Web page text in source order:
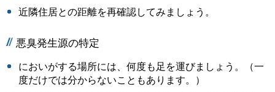
近隣住居との距離を再確認してみましょう。
悪臭発生源の特定
においがする場所には、何度も足を運びましょう。（一
度だけでは分からないこともあります。）